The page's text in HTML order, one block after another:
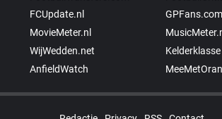
FCUpdate.nl
GPFans.com
MovieMeter.nl
WijWedden.net
Kelderklasse
AnfieldWatch